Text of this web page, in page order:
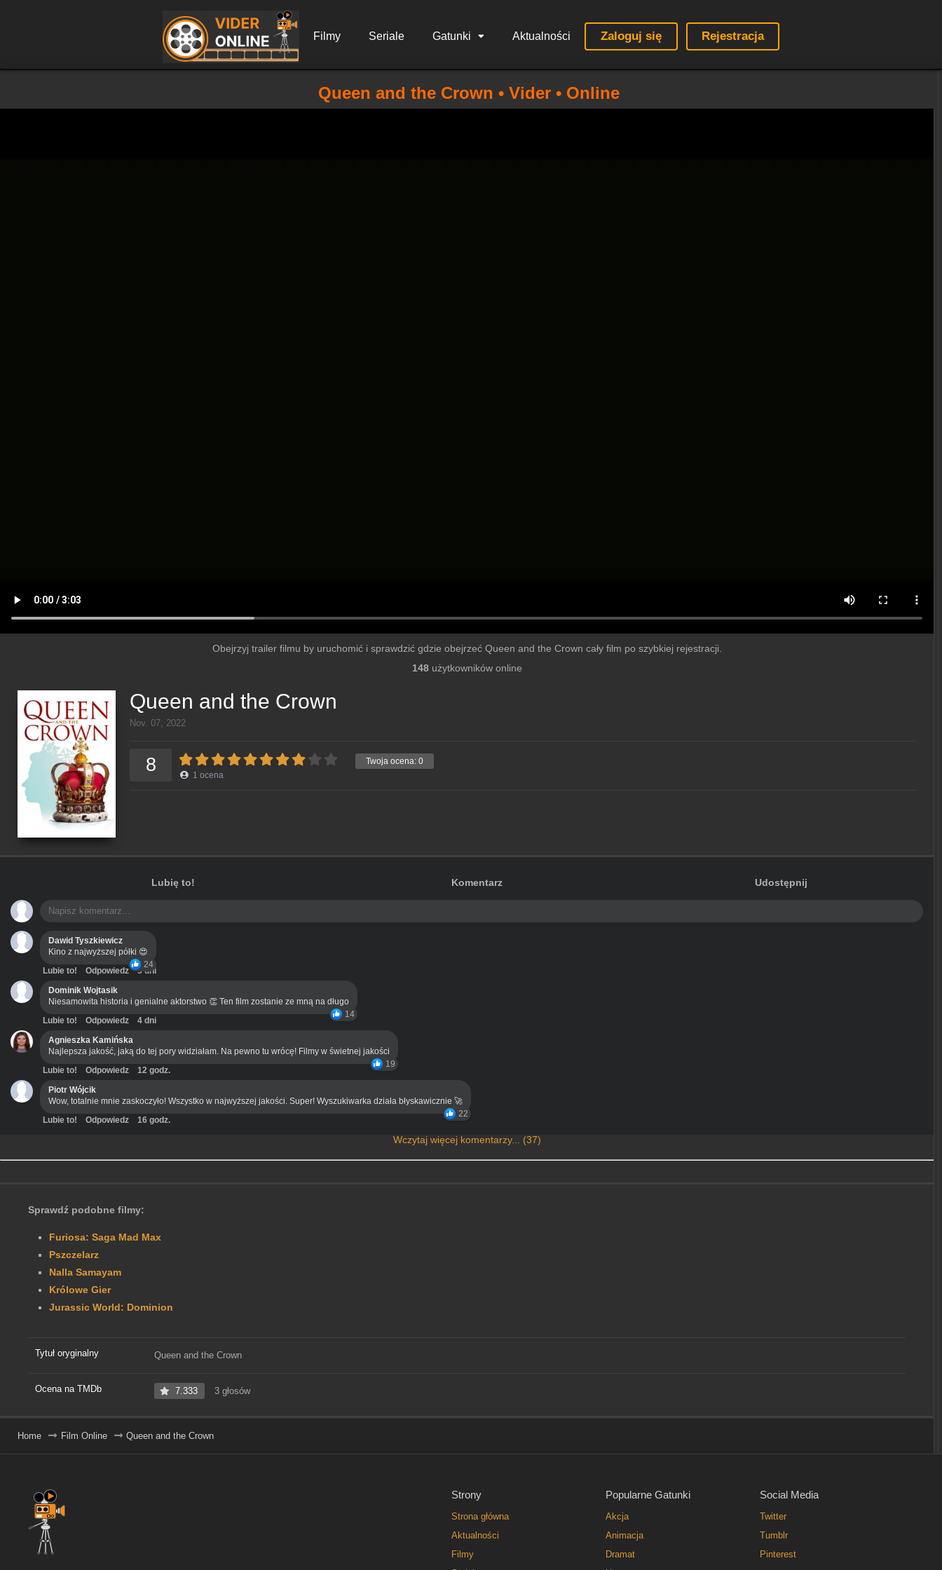
Filmy Seriale Gatunki Aktualności Zaloguj się Rejestracja
Queen and the Crown • Vider • Online
Obejrzyj trailer filmu by uruchomić i sprawdzić gdzie obejrzeć Queen and the Crown cały film po szybkiej rejestracji.
148użytkowników online
Queen and the Crown
Nov. 07, 2022
Twoja ocena: 0
8 1 ocena
Lubię to! Komentarz Udostępnij
Dawid Tyszkiewicz
Kino z najwyższej półki 😍
24
Lubie to! Odpowiedz
3 dni
Dominik Wojtasik
Niesamowita historia i genialne aktorstwo 👏 Ten film zostanie ze mną na długo
14
Lubie to! Odpowiedz
4 dni
Agnieszka Kamińska
Najlepsza jakość, jaką do tej pory widziałam. Na pewno tu wrócę! Filmy w świetnej jakości
19
Lubie to! Odpowiedz
12 godz.
Piotr Wójcik
Wow, totalnie mnie zaskoczyło! Wszystko w najwyższej jakości. Super! Wyszukiwarka działa błyskawicznie 🚀
22
Lubie to! Odpowiedz 16 godz.
Wczytaj więcej komentarzy... (37)
Sprawdź podobne filmy:
Furiosa: Saga Mad Max
Pszczelarz
Nalla Samayam
Królowe Gier
Jurassic World: Dominion
Tytuł oryginalny Queen and the Crown
Ocena na TMDb 7.333 3 głosów
Home Film Online Queen and the Crown
Strony
Strona główna
Aktualności
Filmy
Popularne Gatunki
Akcja
Animacja
Dramat
Social Media
Twitter
Tumblr
Pinterest